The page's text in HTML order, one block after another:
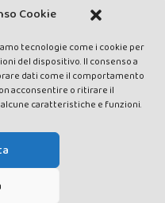
Cookie
tecnologie come i cookie per
del dispositivo. Il consenso a
dati come il comportamento
acconsentire o ritirare il
caratteristiche e funzioni.
il Tribunale di Siena con
Responsabile: Chiara
- Editore: Valdichiana
01377300528 –